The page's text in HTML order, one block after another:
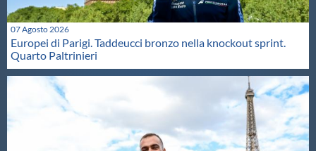
07 Agosto 2026
Europei di Parigi. Taddeucci bronzo nella knockout sprint.
Quarto Paltrinieri